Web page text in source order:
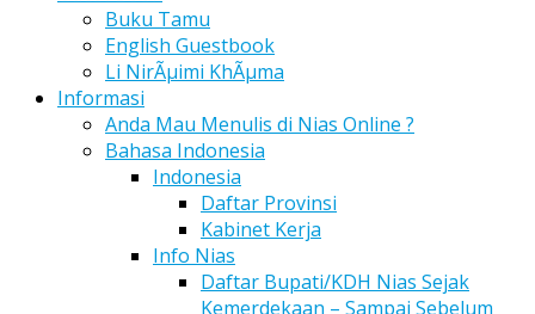
Buku Tamu
English Guestbook
Li NirÃµimi KhÃµma
Informasi
Anda Mau Menulis di Nias Online ?
Bahasa Indonesia
Indonesia
Daftar Provinsi
Kabinet Kerja
Info Nias
Daftar Bupati/KDH Nias Sejak
Kemerdekaan – Sampai Sebelum